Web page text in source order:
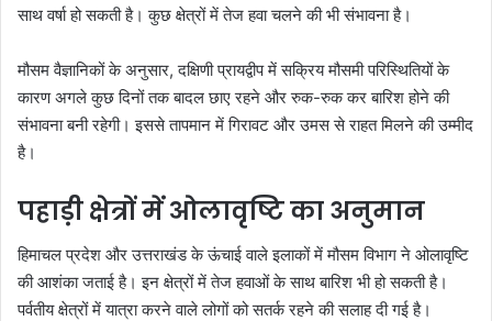
साथ वर्षा हो सकती है। कुछ क्षेत्रों में तेज हवा चलने की भी संभावना है।
मौसम वैज्ञानिकों के अनुसार, दक्षिणी प्रायद्वीप में सक्रिय मौसमी परिस्थितियों के
कारण अगले कुछ दिनों तक बादल छाए रहने और रुक-रुक कर बारिश होने की
संभावना बनी रहेगी। इससे तापमान में गिरावट और उमस से राहत मिलने की उम्मीद
है।
पहाड़ी क्षेत्रों में ओलावृष्टि का अनुमान
हिमाचल प्रदेश और उत्तराखंड के ऊंचाई वाले इलाकों में मौसम विभाग ने ओलावृष्टि
की आशंका जताई है। इन क्षेत्रों में तेज हवाओं के साथ बारिश भी हो सकती है।
पर्वतीय क्षेत्रों में यात्रा करने वाले लोगों को सतर्क रहने की सलाह दी गई है।